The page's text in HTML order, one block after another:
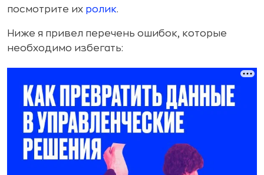
посмотрите их ролик.
Ниже я привел перечень ошибок, которые
необходимо избегать: